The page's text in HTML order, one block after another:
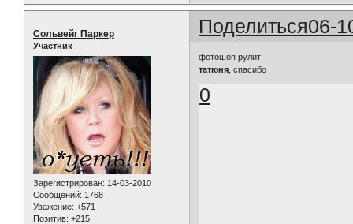
Поделиться06-
Сольвейг Паркер
Участник
Зарегистрирован: 14-03-2010
Сообщений: 1768
Уважение: +571
Позитив: +215
фотошоп рулит
татюня , спасибо
0